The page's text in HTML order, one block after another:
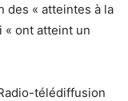
des « atteintes à la
« ont atteint un
télédiffusion